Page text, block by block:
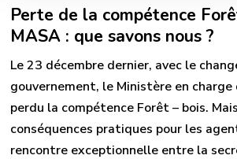
Perte de la compétence
MASA : que savons nous ?
Le 23 décembre dernier, avec le
gouvernement, le Ministère en charge
perdu la compétence Forêt – bois.
conséquences pratiques pour les
rencontre exceptionnelle entre la